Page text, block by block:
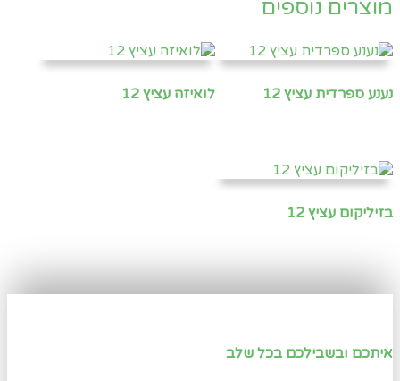
מוצרים נוספים
נענע ספרדית עציץ 12 לואיזה עציץ 12
בזיליקום עציץ 12
איתכם ובשבילכם בכל שלב